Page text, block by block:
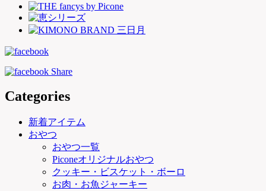
Categories
新着アイテム
おやつ
おやつ一覧
Piconeオリジナルおやつ
クッキー・ビスケット・ボーロ
お肉・お魚ジャーキー